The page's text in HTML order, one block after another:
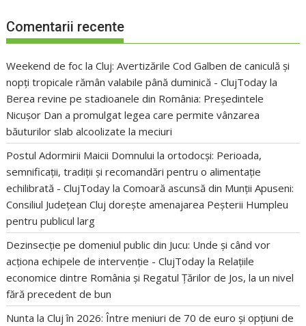
Comentarii recente
Weekend de foc la Cluj: Avertizările Cod Galben de caniculă și
nopți tropicale rămân valabile până duminică - ClujToday la
Berea revine pe stadioanele din România: Președintele
Nicușor Dan a promulgat legea care permite vânzarea
băuturilor slab alcoolizate la meciuri
Postul Adormirii Maicii Domnului la ortodocși: Perioada,
semnificații, tradiții și recomandări pentru o alimentație
echilibrată - ClujToday laComoară ascunsă din Munții Apuseni:
Consiliul Județean Cluj dorește amenajarea Peșterii Humpleu
pentru publicul larg
Dezinsecție pe domeniul public din Jucu: Unde și când vor
acționa echipele de intervenție - ClujToday la Relațiile
economice dintre România și Regatul Țărilor de Jos, la un nivel
fără precedent de bun
Nunta la Cluj în 2026: Între meniuri de 70 de euro și opțiuni de